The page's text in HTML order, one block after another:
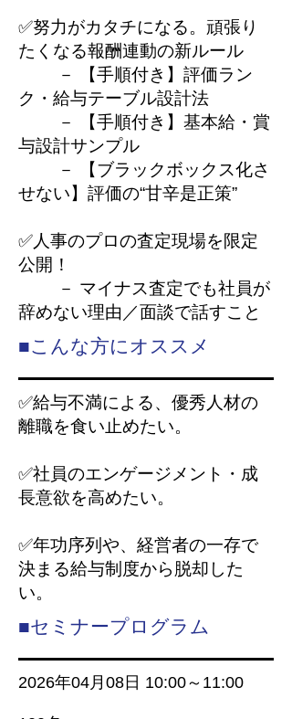
✅努力がカタチになる。頑張り
たくなる報酬連動の新ルール
－ 【手順付き】評価ラン
ク・給与テーブル設計法
－ 【手順付き】基本給・賞
与設計サンプル
－ 【ブラックボックス化さ
せない】評価の“甘辛是正策”
✅人事のプロの査定現場を限定
公開！
－ マイナス査定でも社員が
辞めない理由／面談で話すこと
■こんな方にオススメ
✅給与不満による、優秀人材の
離職を食い止めたい。
✅社員のエンゲージメント・成
長意欲を高めたい。
✅年功序列や、経営者の一存で
決まる給与制度から脱却した
い。
■セミナープログラム
2026年04月08 日 10:00～11:00